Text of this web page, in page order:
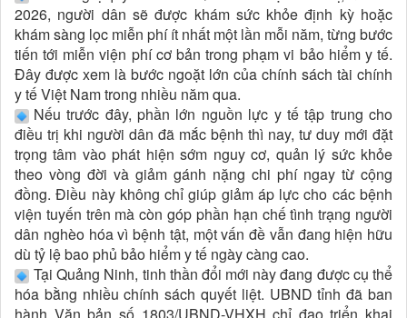
2026, người dân sẽ được khám sức khỏe định kỳ hoặc
khám sàng lọc miễn phí ít nhất một lần mỗi năm, từng bước
tiến tới miễn viện phí cơ bản trong phạm vi bảo hiểm y tế.
Đây được xem là bước ngoặt lớn của chính sách tài chính
y tế Việt Nam trong nhiều năm qua.
Nếu trước đây, phần lớn nguồn lực y tế tập trung cho
điều trị khi người dân đã mắc bệnh thì nay, tư duy mới đặt
trọng tâm vào phát hiện sớm nguy cơ, quản lý sức khỏe
theo vòng đời và giảm gánh nặng chi phí ngay từ cộng
đồng. Điều này không chỉ giúp giảm áp lực cho các bệnh
viện tuyến trên mà còn góp phần hạn chế tình trạng người
dân nghèo hóa vì bệnh tật, một vấn đề vẫn đang hiện hữu
dù tỷ lệ bao phủ bảo hiểm y tế ngày càng cao.
Tại Quảng Ninh, tinh thần đổi mới này đang được cụ thể
hóa bằng nhiều chính sách quyết liệt. UBND tỉnh đã ban